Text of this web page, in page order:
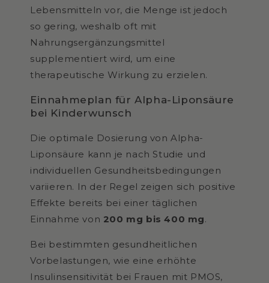
Lebensmitteln vor, die Menge ist jedoch
so gering, weshalb oft mit
Nahrungsergänzungsmittel
supplementiert wird, um eine
therapeutische Wirkung zu erzielen.
Einnahmeplan für Alpha-Liponsäure
bei Kinderwunsch
Die optimale Dosierung von Alpha-
Liponsäure kann je nach Studie und
individuellen Gesundheitsbedingungen
variieren. In der Regel zeigen sich positive
Effekte bereits bei einer täglichen
Einnahme von 200 mg bis 400 mg.
Bei bestimmten gesundheitlichen
Vorbelastungen, wie eine erhöhte
Insulinsensitivität bei Frauen mit PMOS,